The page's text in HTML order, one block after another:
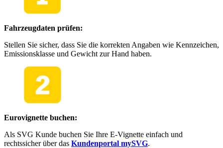
Fahrzeugdaten prüfen:
Stellen Sie sicher, dass Sie die korrekten Angaben wie Kennzeichen,
Emissionsklasse und Gewicht zur Hand haben.
Eurovignette buchen:
Als SVG Kunde buchen Sie Ihre E-Vignette einfach und
rechtssicher über das Kundenportal mySVG.